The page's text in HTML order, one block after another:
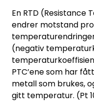
En RTD
endrer motstand
(negativ
PTC’ene som har
metall som brukes,
gitt temperatur. (Pt